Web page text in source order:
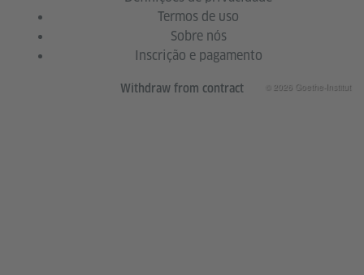
© 2026 Goethe-Institut
Termos de uso
Sobre nós
Inscrição e pagamento
Withdraw from contract